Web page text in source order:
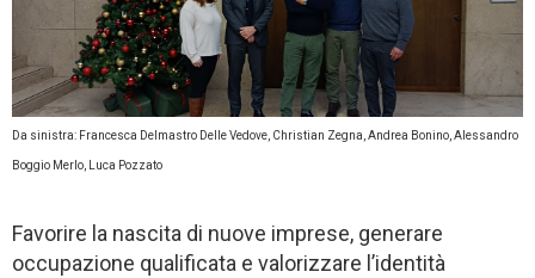
Da sinistra: Francesca Delmastro Delle Vedove, Christian Zegna, Andrea Bonino, Alessandro
Boggio Merlo, Luca Pozzato
Favorire la nascita di nuove imprese, generare
occupazione qualificata e valorizzare l’identità